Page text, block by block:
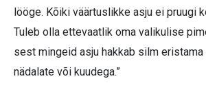
lööge. Kõiki väärtuslikke asju ei pruugi
Tuleb olla ettevaatlik oma valikulise
sest mingeid asju hakkab silm
nädalate või kuudega.”